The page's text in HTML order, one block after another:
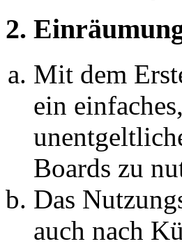
2.
Mit dem
ein
Boards zu
Das
auch nach